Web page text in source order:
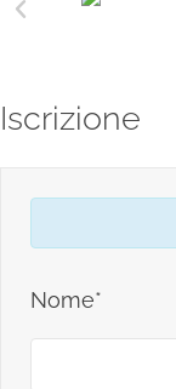
Iscrizione
Nome*